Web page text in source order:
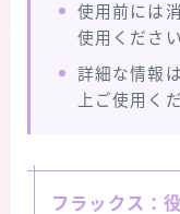
使用前には
使用ください
詳細な情報
上ご使用く
フラックス：